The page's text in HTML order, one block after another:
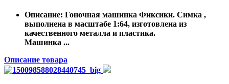
Описание: Гоночная машинка Фиксики. Симка ,
выполнена в масштабе 1:64, изготовлена из
качественного металла и пластика.
Машинка ...
Описание товара